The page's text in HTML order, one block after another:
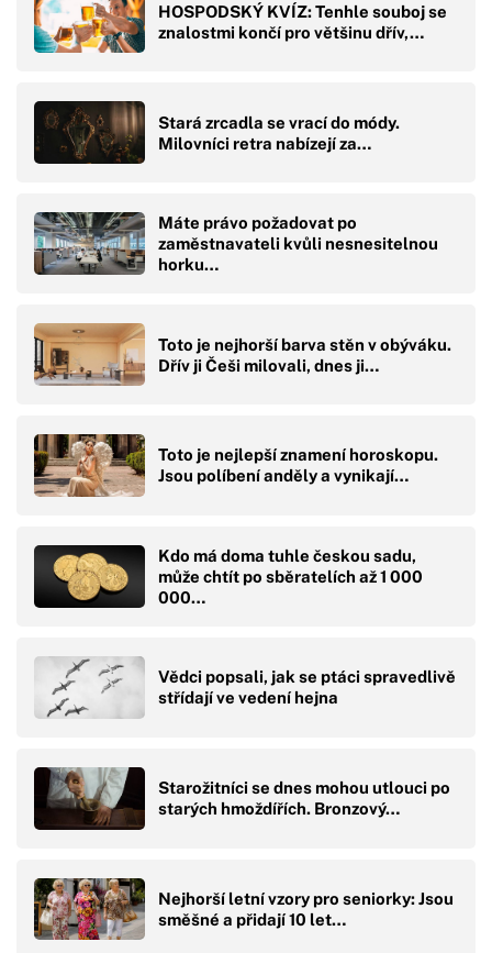
HOSPODSKÝ KVÍZ: Tenhle souboj se
znalostmi končí pro většinu dřív,…
Stará zrcadla se vrací do módy.
Milovníci retra nabízejí za…
Máte právo požadovat po
zaměstnavateli kvůli nesnesitelnou
horku…
Toto je nejhorší barva stěn v obýváku.
Dřív ji Češi milovali, dnes ji…
Toto je nejlepší znamení horoskopu.
Jsou políbení anděly a vynikají…
Kdo má doma tuhle českou sadu,
může chtít po sběratelích až 1 000
000…
Vědci popsali, jak se ptáci spravedlivě
střídají ve vedení hejna
Starožitníci se dnes mohou utlouci po
starých hmoždířích. Bronzový…
Nejhorší letní vzory pro seniorky: Jsou
směšné a přidají 10 let…